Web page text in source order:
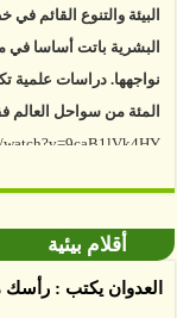
البيئة والتنوع القائم في
البشرية باتت أساسا في
نواجهها. دراسات
المئة من سواحل العالم
توصل العلماء إلى أن
اعتمادها على أنها
الأرض غير المعتمدة،
الغطاء عن أي ادعاءات
أقلام بيئية
العدوان يكتب :